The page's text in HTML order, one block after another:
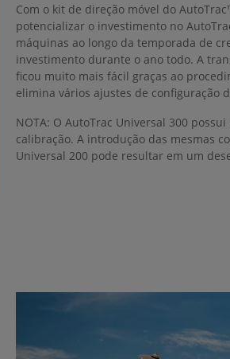
Com o kit de direção móvel do
potencializar o investimento no
máquinas ao longo da temporada de
investimento durante o ano todo. A
ficou muito mais fácil graças ao
elimina vários ajustes de configuração
NOTA: O AutoTrac Universal 300
calibração. A introdução das mesmas
Universal 200 pode resultar em um